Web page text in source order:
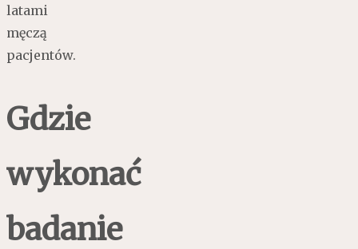
latami
męczą
pacjentów.
Gdzie
wykonać
badanie